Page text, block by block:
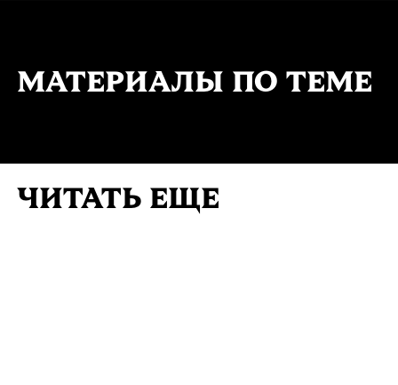
МАТЕРИАЛЫ ПО ТЕМЕ
ЧИТАТЬ ЕЩЕ